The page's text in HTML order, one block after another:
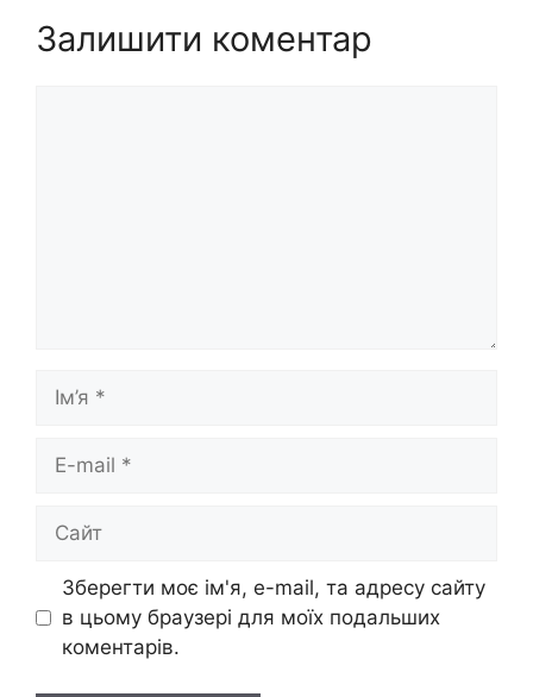
Залишити коментар
Ім’я
Сайт
Зберегти моє ім'я, e-mail, та адресу сайту
в цьому браузері для моїх подальших
коментарів.